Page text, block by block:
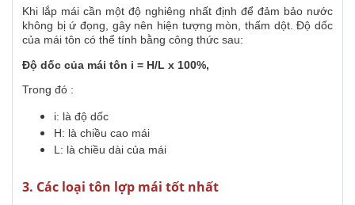
Khi lắp mái cần một độ nghiêng nhất định để đảm bảo nước
không bị ứ đọng, gây nên hiện tượng mòn, thấm dột. Độ dốc
của mái tôn có thể tính bằng công thức sau:
Độ dốc của mái tôn i = H/L x 100%,
Trong đó :
i: là độ dốc
H: là chiều cao mái
L: là chiều dài của mái
3. Các loại tôn lợp mái tốt nhất